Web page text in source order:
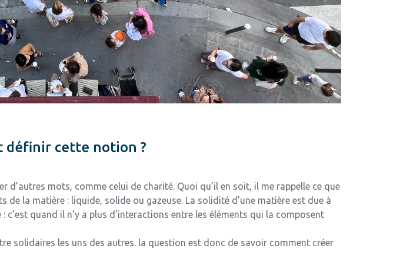
définir cette notion ?
mots, comme celui de charité. Quoi qu’il en soit, il me rappelle ce que
la matière : liquide, solide ou gazeuse. La solidité d’une matière est due à
quand il n’y a plus d’interactions entre les éléments qui la composent
solidaires les uns des autres. la question est donc de savoir comment créer